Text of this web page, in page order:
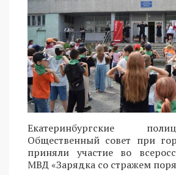
Екатеринбургские
Общественный совет при
приняли участие во
МВД «Зарядка со стражем